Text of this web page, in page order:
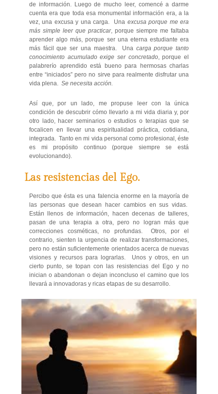
de información. Luego de mucho leer, comencé a darme
cuenta era que toda esa monumental información era, a la
vez, una excusa y una carga. Una excusa porque me era
más simple leer que practicar, porque siempre me faltaba
aprender algo más, porque ser una eterna estudiante era
más fácil que ser una maestra. Una carga porque tanto
conocimiento acumulado exige ser concretado, porque el
palabrerío aprendido está bueno para hermosas charlas
entre “iniciados” pero no sirve para realmente disfrutar una
vida plena. Se necesita acción.
Así que, por un lado, me propuse leer con la única
condición de descubrir cómo llevarlo a mi vida diaria y, por
otro lado, hacer seminarios o estudios o terapias que se
focalicen en llevar una espiritualidad práctica, cotidiana,
integrada. Tanto en mi vida personal como profesional, éste
es mi propósito continuo (porque siempre se está
evolucionando).
Las resistencias del Ego.
Percibo que ésta es una falencia enorme en la mayoría de
las personas que desean hacer cambios en sus vidas.
Están llenos de información, hacen decenas de talleres,
pasan de una terapia a otra, pero no logran más que
correcciones cosméticas, no profundas. Otros, por el
contrario, sienten la urgencia de realizar transformaciones,
pero no están suficientemente orientados acerca de nuevas
visiones y recursos para lograrlas. Unos y otros, en un
cierto punto, se topan con las resistencias del Ego y no
inician o abandonan o dejan inconcluso el camino que los
llevará a innovadoras y ricas etapas de su desarrollo.